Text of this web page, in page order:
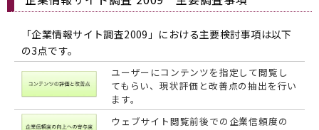
「企業情報サイト調査2009」における主要検討事項は以下
の3点です。
ユーザーにコンテンツを指定して閲覧し
てもらい、現状評価と改善点の抽出を行い
ます。
ウェブサイト閲覧前後での企業信頼度の